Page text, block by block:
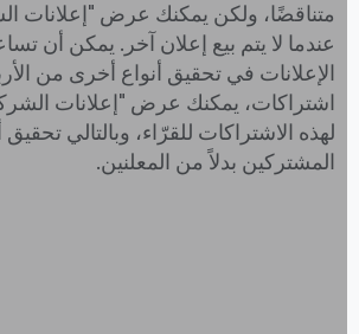
متناقضًا، ولكن يمكنك عرض "إعلانات
عندما لا يتم بيع إعلان آخر. يمكن أن
الإعلانات في تحقيق أنواع أخرى من
اشتراكات، يمكنك عرض "إعلانات
لهذه الاشتراكات للقرّاء، وبالتالي تحقيق
المشتركين بدلاً من المعلنين.